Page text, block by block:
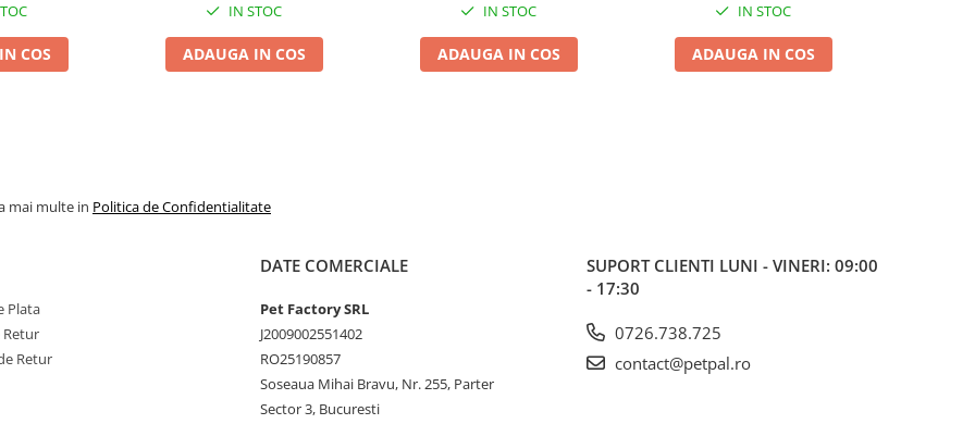
COS
IN STOC
ADAUGA IN COS
IN STOC
ADAUGA IN COS
IN STOC
ADAUGA IN COS
mai multe in Politica de Confidentialitate
Plata
Retur
Retur
DATE COMERCIALE
Pet Factory SRL
J2009002551402
RO25190857
Soseaua Mihai Bravu, Nr. 255, Parter
Sector 3, Bucuresti
SUPORT CLIENTI LUNI - VINERI: 09:00
- 17:30
0726.738.725
contact@petpal.ro